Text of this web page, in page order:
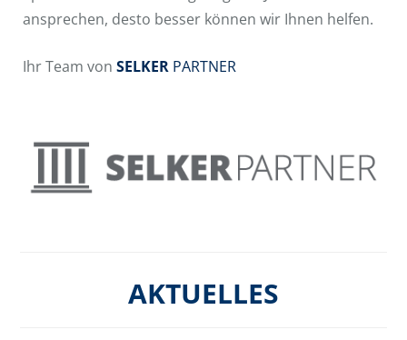
ansprechen, desto besser können wir Ihnen helfen.
Ihr Team von SELKER PARTNER
AKTUELLES